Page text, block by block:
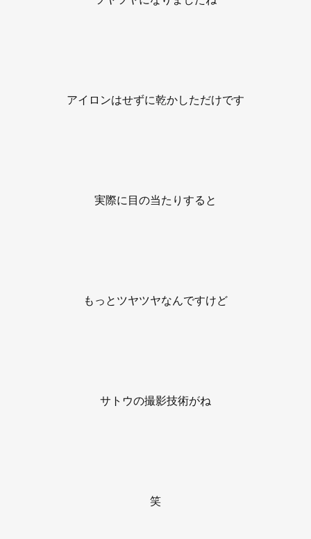
アイロンはせずに乾かしただけです
実際に目の当たりすると
もっとツヤツヤなんですけど
サトウの撮影技術がね
笑